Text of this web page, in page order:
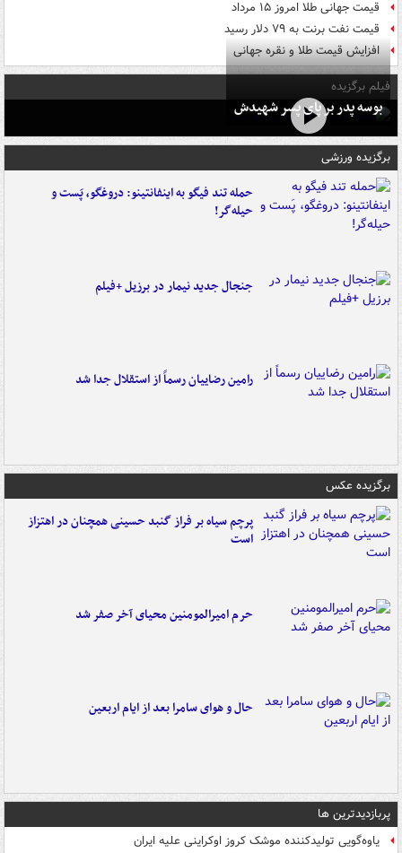
قیمت جهانی طلا امروز ۱۵ مرداد
قیمت نفت برنت به ۷۹ دلار رسید
افزایش قیمت طلا و نقره جهانی
فیلم برگزیده
بوسه‌ پدر بر پای پسر شهیدش
برگزیده ورزشی
حمله تند فیگو به اینفانتینو: دروغگو، پَست‌ و
حیله‌گر!
جنجال جدید نیمار در برزیل +فیلم
رامین رضاییان رسماً از استقلال جدا شد
برگزیده عکس
پرچم سیاه بر فراز گنبد حسینی همچنان در اهتزاز
است
حرم امیرالمومنین محیای آخر صفر شد
حال و هوای سامرا بعد از ایام اربعین
پربازدیدترین ها
یاوه‌گویی تولیدکننده موشک کروز اوکراینی علیه ایران